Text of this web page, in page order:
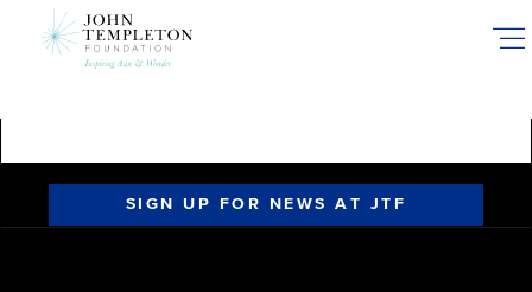
SIGN UP FOR NEWS AT JTF